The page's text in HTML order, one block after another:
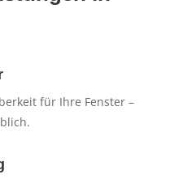
für Ihre Fenster –